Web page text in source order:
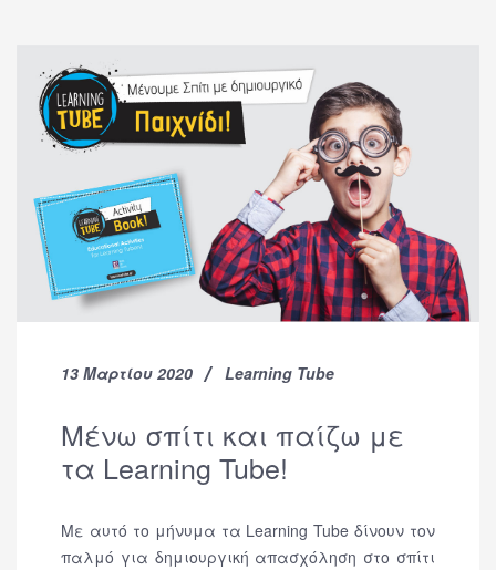
13 Μαρτίου 2020 Learning Tube
Μένω σπίτι και παίζω με
τα Learning Tube!
Με αυτό το μήνυμα τα Learning Tube δίνουν τον
παλμό για δημιουργική απασχόληση στο σπίτι